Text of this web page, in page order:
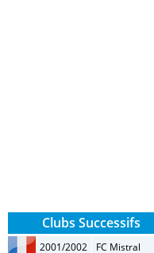
Clubs Successifs
2001/2002
FC Mistral